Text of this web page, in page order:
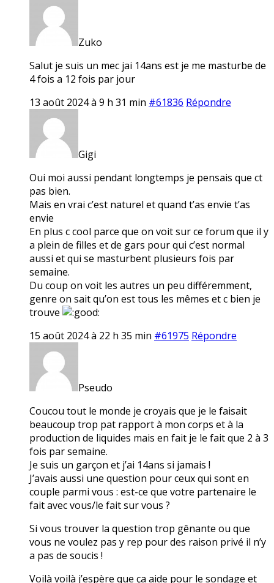
Zuko
Salut je suis un mec jai 14ans est je me masturbe de
4 fois a 12 fois par jour
13 août 2024 à 9 h 31 min #61836 Répondre
Gigi
Oui moi aussi pendant longtemps je pensais que ct
pas bien.
Mais en vrai c’est naturel et quand t’as envie t’as
envie
En plus c cool parce que on voit sur ce forum que il y
a plein de filles et de gars pour qui c’est normal
aussi et qui se masturbent plusieurs fois par
semaine.
Du coup on voit les autres un peu différemment,
genre on sait qu’on est tous les mêmes et c bien je
trouve
15 août 2024 à 22 h 35 min #61975 Répondre
Pseudo
Coucou tout le monde je croyais que je le faisait
beaucoup trop pat rapport à mon corps et à la
production de liquides mais en fait je le fait que 2 à 3
fois par semaine.
Je suis un garçon et j’ai 14ans si jamais !
J’avais aussi une question pour ceux qui sont en
couple parmi vous : est-ce que votre partenaire le
fait avec vous/le fait sur vous ?
Si vous trouver la question trop gênante ou que
vous ne voulez pas y rep pour des raison privé il n’y
a pas de soucis !
Voilà voilà j’espère que ça aide pour le sondage et